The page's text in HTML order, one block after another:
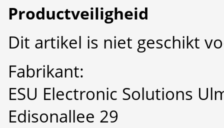
Productveiligheid
Dit artikel is niet geschikt
Fabrikant:
ESU Electronic Solutions
Edisonallee 29